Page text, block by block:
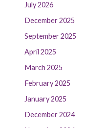
July 2026
December 2025
September 2025
April 2025
March 2025
February 2025
January 2025
December 2024